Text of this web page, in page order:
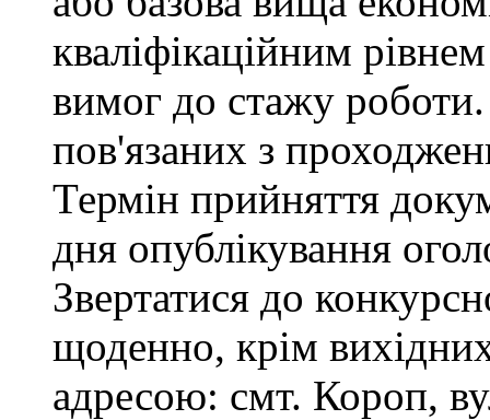
кваліфікаційним
вимог до стажу
пов'язаних з
Термін прийняття
дня опублікування
Звертатися до
щоденно, крім
адресою: смт. Короп,